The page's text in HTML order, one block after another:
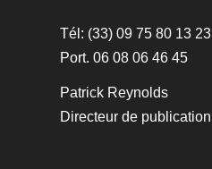
Tél: (33) 09 75 80 13 23
Port. 06 08 06 46 45
Patrick Reynolds
Directeur de publication